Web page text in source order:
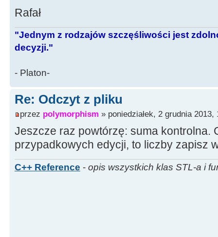
Rafał
"Jednym z rodzajów szczęśliwości jest
decyzji."
- Platon-
Re: Odczyt z pliku
przez polymorphism » poniedziałek, 2 grudnia 2013,
Jeszcze raz powtórzę: suma kontrolna.
przypadkowych edycji, to liczby zapisz
C++ Reference - opis wszystkich klas STL-a i